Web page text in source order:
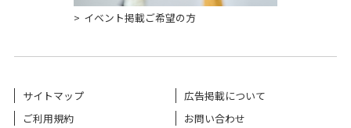
イベント掲載ご希望の方
サイトマップ
広告掲載について
ご利用規約
お問い合わせ